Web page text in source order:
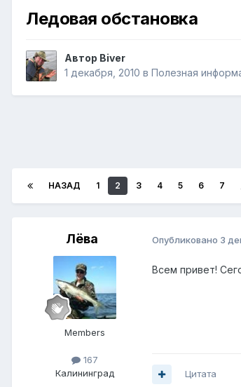
Ледовая обстановка
Автор Biver
1 декабря, 2010 в Полезная
НАЗАД 1 2 3 4 5 6 7
Лёва
Members
167
Калининград
Опубликовано 3
Всем привет!
Цитата